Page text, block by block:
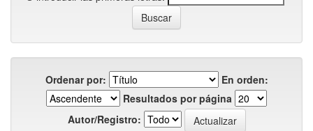
Ordenar por:
En orden:
Resultados por página
Autor/Registro: